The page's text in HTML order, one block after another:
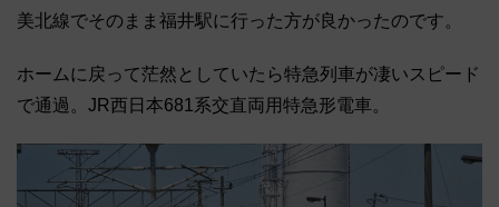
美北線でそのまま福井駅に行った方が良かったのです。
ホームに戻って茫然としていたら特急列車が凄いスピード
で通過。JR西日本681系交直両用特急形電車。